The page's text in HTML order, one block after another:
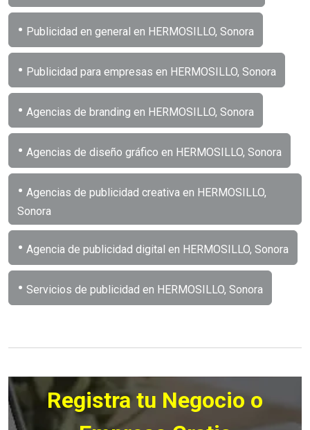
• Publicidad en general en HERMOSILLO, Sonora
• Publicidad para empresas en HERMOSILLO, Sonora
• Agencias de branding en HERMOSILLO, Sonora
• Agencias de diseño gráfico en HERMOSILLO, Sonora
• Agencias de publicidad creativa en HERMOSILLO,
Sonora
• Agencia de publicidad digital en HERMOSILLO, Sonora
• Servicios de publicidad en HERMOSILLO, Sonora
Registra tu Negocio o